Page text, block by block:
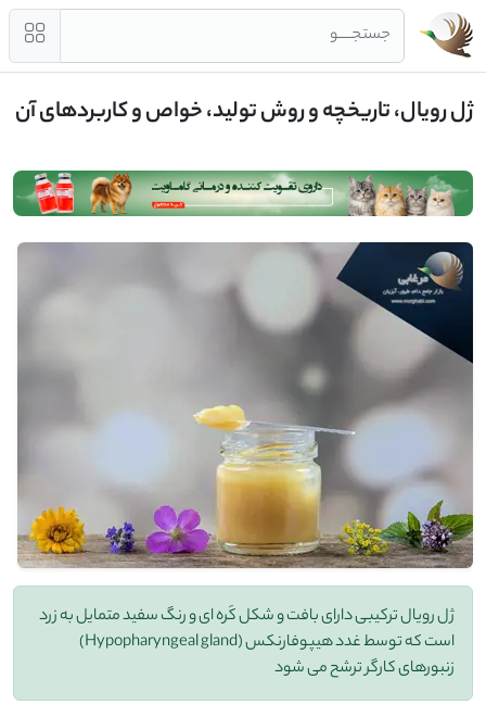
جستجــــو
ژل رویال، تاریخچه و روش تولید، خواص و کاربردهای آن
ژل رویال ترکیبی دارای بافت و شکل کَره ای و رنگ سفید متمایل به زرد
است که توسط غدد هیپوفارنکس (Hypopharyngeal gland)
زنبورهای کارگر ترشح می شود